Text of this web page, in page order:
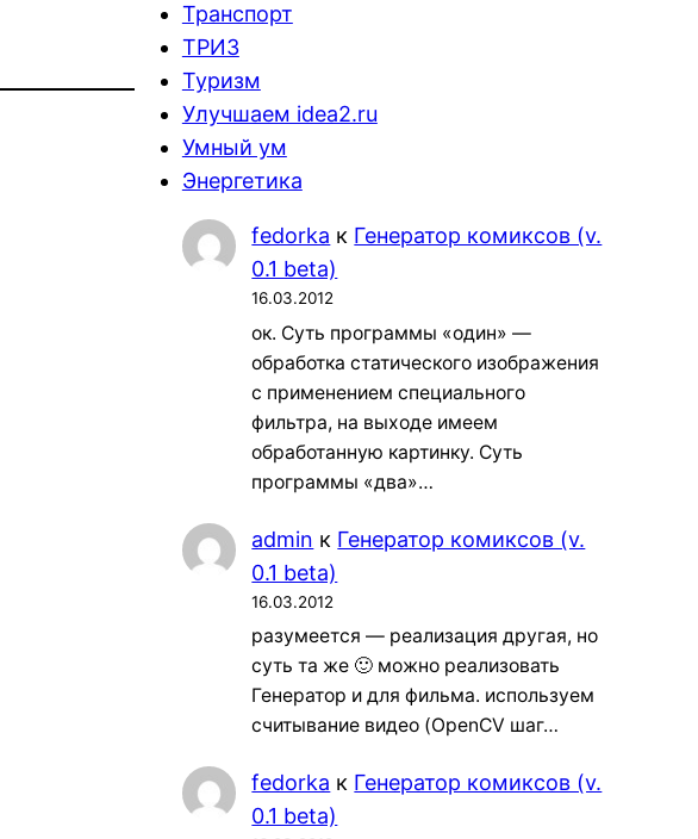
Транспорт
ТРИЗ
Туризм
Улучшаем idea2.ru
Умный ум
Энергетика
fedorka к Генератор комиксов (v.
0.1 beta)
16.03.2012
ок. Суть программы «один» —
обработка статического изображения
с применением специального
фильтра, на выходе имеем
обработанную картинку. Суть
программы «два»…
admin к Генератор комиксов (v.
0.1 beta)
16.03.2012
разумеется — реализация другая, но
суть та же 🙂 можно реализовать
Генератор и для фильма. используем
считывание видео (OpenCV шаг…
fedorka к Генератор комиксов (v.
0.1 beta)